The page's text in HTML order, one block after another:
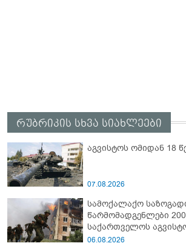
რუბრიკის სხვა სიახლეები
აგვისტოს ომიდან 18
07.08.2026
სამოქალაქო
წარმომადგენლები
საქართველოს
წლისთავთან
06.08.2026